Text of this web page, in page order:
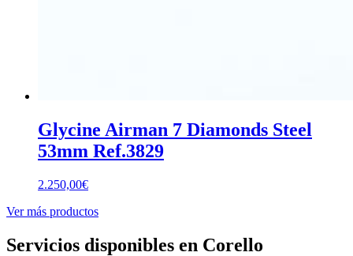
Glycine Airman 7 Diamonds Steel
53mm Ref.3829
2.250,00€
Ver más productos
Servicios disponibles en Corello